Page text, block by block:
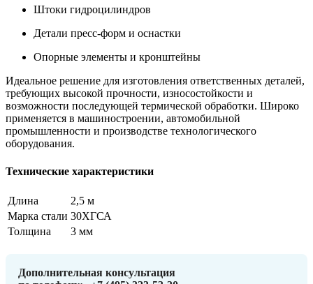
Штоки гидроцилиндров
Детали пресс-форм и оснастки
Опорные элементы и кронштейны
Идеальное решение для изготовления ответственных деталей,
требующих высокой прочности, износостойкости и
возможности последующей термической обработки. Широко
применяется в машиностроении, автомобильной
промышленности и производстве технологического
оборудования.
Технические характеристики
Длина
2,5 м
Марка стали 30ХГСА
Толщина
3 мм
Дополнительная консультация